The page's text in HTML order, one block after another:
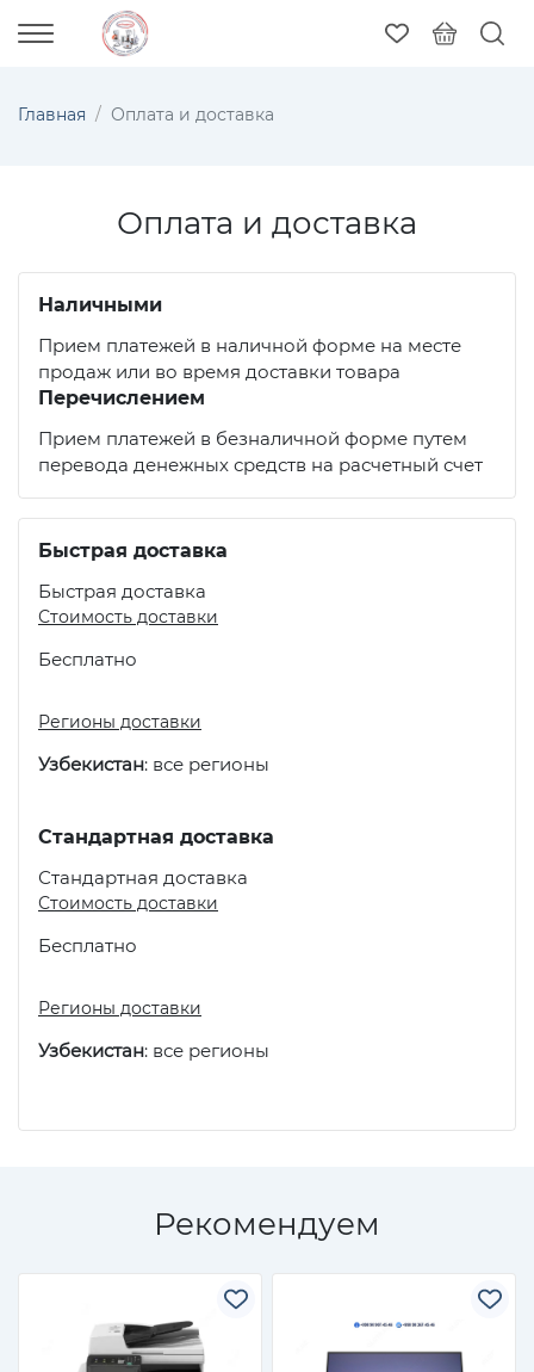
Главная Оплата и доставка
Оплата и доставка
Наличными
Прием платежей в наличной форме на месте
продаж или во время доставки товара
Перечислением
Прием платежей в безналичной форме путем
перевода денежных средств на расчетный счет
Быстрая доставка
Быстрая доставка
Стоимость доставки
Бесплатно
Регионы доставки
Узбекистан: все регионы
Стандартная доставка
Стандартная доставка
Стоимость доставки
Бесплатно
Регионы доставки
Узбекистан: все регионы
Рекомендуем